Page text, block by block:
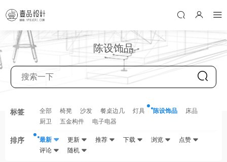
陈设饰品
标签 全部 椅凳 沙发 餐桌边几 灯具 陈设饰品
床品
厨卫
五金构件 电子电器
排序 最新 更新 推荐 下载 浏览
点赞
评论
随机